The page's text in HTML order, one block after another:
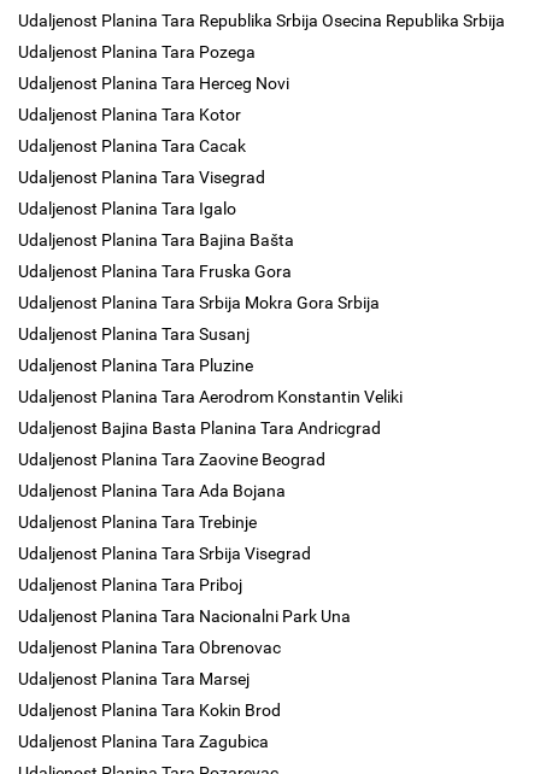
Udaljenost Planina Tara Republika Srbija Osecina Republika Srbija
Udaljenost Planina Tara Pozega
Udaljenost Planina Tara Herceg Novi
Udaljenost Planina Tara Kotor
Udaljenost Planina Tara Cacak
Udaljenost Planina Tara Visegrad
Udaljenost Planina Tara Igalo
Udaljenost Planina Tara Bajina Bašta
Udaljenost Planina Tara Fruska Gora
Udaljenost Planina Tara Srbija Mokra Gora Srbija
Udaljenost Planina Tara Susanj
Udaljenost Planina Tara Pluzine
Udaljenost Planina Tara Aerodrom Konstantin Veliki
Udaljenost Bajina Basta Planina Tara Andricgrad
Udaljenost Planina Tara Zaovine Beograd
Udaljenost Planina Tara Ada Bojana
Udaljenost Planina Tara Trebinje
Udaljenost Planina Tara Srbija Visegrad
Udaljenost Planina Tara Priboj
Udaljenost Planina Tara Nacionalni Park Una
Udaljenost Planina Tara Obrenovac
Udaljenost Planina Tara Marsej
Udaljenost Planina Tara Kokin Brod
Udaljenost Planina Tara Zagubica